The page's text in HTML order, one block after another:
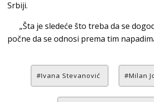
Srbiji.
„Šta je sledeće što treba da se
počne da se odnosi prema tim
Ivana Stevanović Milan